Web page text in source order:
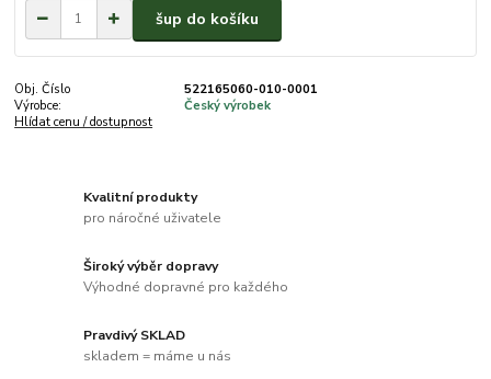
šup do košíku
Obj. Číslo
522165060-010-0001
Výrobce:
Český výrobek
Hlídat cenu / dostupnost
Kvalitní produkty
pro náročné uživatele
Široký výběr dopravy
Výhodné dopravné pro každého
Pravdivý SKLAD
skladem = máme u nás